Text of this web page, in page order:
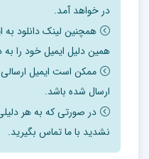
شامل حریق مواد مایع
سایر سوختهای مایع است.
گروه C
شامل حریق‌هایی که
در آنها دخیل بوده و یا تحت
حریق خود می‌تواند
در خواهد آمد.
همچنین لینک دانلود
همین دلیل ایمیل خود را به
ارسال شده باشد.
در صورتی که به هر
نشدید با ما تماس بگیرید.